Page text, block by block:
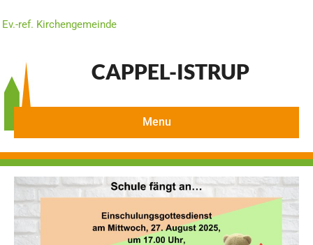
Ev.-ref. Kirchengemeinde
CAPPEL-ISTRUP
Menu